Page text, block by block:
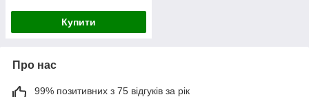
Купити
Про нас
99% позитивних з 75 відгуків за рік